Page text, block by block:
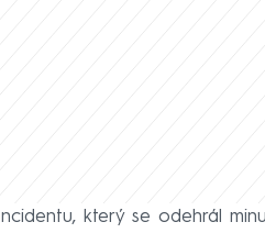
Incidentu, který se odehrál